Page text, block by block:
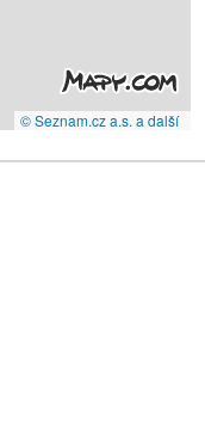
© Seznam.cz a.s. a další